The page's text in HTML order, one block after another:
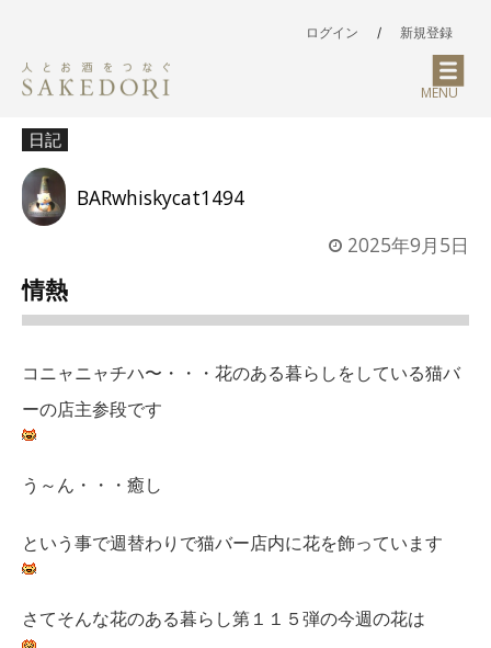
ログイン / 新規登録
MENU
日記
BARwhiskycat1494
2025年9月5日
情熱
コニャニャチハ〜・・・花のある暮らしをしている猫バ
ーの店主参段です
う～ん・・・癒し
という事で週替わりで猫バー店内に花を飾っています
さてそんな花のある暮らし第１１５弾の今週の花は